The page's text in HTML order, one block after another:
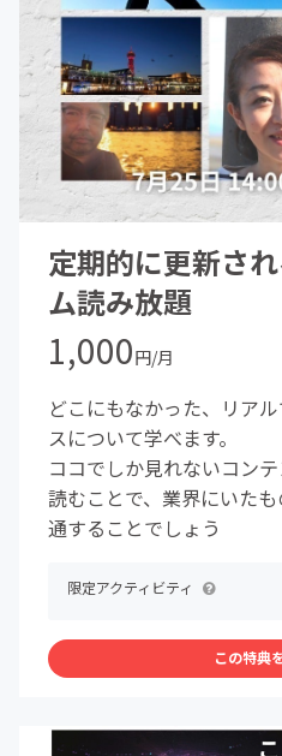
定期的に更新さ
ム読み放題
1,000円/月
どこにもなかった、リア
スについて学べます。
ココでしか見れないコンテ
読むことで、業界にいた
通することでしょう
限定アクティビティ
この特典